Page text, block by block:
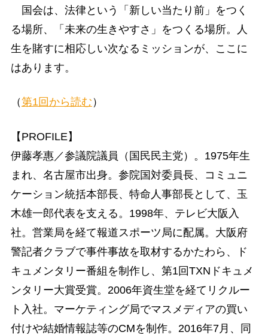
国会は、法律という「新しい当たり前」をつく
る場所、「未来の生きやすさ」をつくる場所。人
生を賭すに相応しい次なるミッションが、ここに
はあります。
（第1回から読む ）
【PROFILE】
伊藤孝惠／参議院議員（国民民主党）。1975年生
まれ、名古屋市出身。参院国対委員長、コミュニ
ケーション統括本部長、特命人事部長として、玉
木雄一郎代表を支える。1998年、テレビ大阪入
社。営業局を経て報道スポーツ局に配属。大阪府
警記者クラブで事件事故を取材するかたわら、ド
キュメンタリー番組を制作し、第1回TXNドキュメ
ンタリー大賞受賞。2006年資生堂を経てリクルー
ト入社。マーケティング局でマスメディアの買い
付けや結婚情報誌等のCMを制作。2016年7月、同